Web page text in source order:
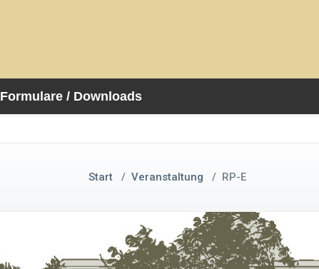
Formulare / Downloads
Start / Veranstaltung / RP-E